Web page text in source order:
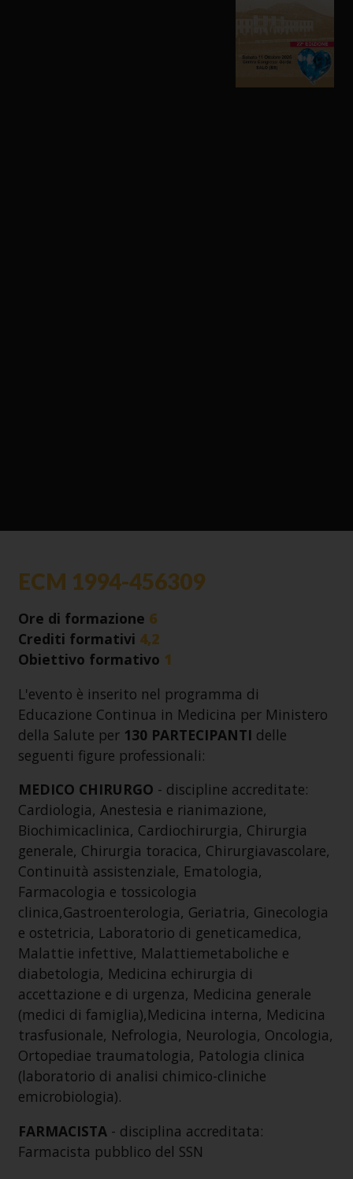
ECM 1994-456309
Ore di formazione 6
Crediti formativi 4,2
Obiettivo formativo 1
L'evento è inserito nel programma di
Educazione Continua in Medicina per Ministero
della Salute per 130 PARTECIPANTI delle
seguenti figure professionali:
MEDICO CHIRURGO - discipline accreditate:
Cardiologia, Anestesia e rianimazione,
Biochimicaclinica, Cardiochirurgia, Chirurgia
generale, Chirurgia toracica, Chirurgiavascolare,
Continuità assistenziale, Ematologia,
Farmacologia e tossicologia
clinica,Gastroenterologia, Geriatria, Ginecologia
e ostetricia, Laboratorio di geneticamedica,
Malattie infettive, Malattiemetaboliche e
diabetologia, Medicina echirurgia di
accettazione e di urgenza, Medicina generale
(medici di famiglia),Medicina interna, Medicina
trasfusionale, Nefrologia, Neurologia, Oncologia,
Ortopediae traumatologia, Patologia clinica
(laboratorio di analisi chimico-cliniche
emicrobiologia).
FARMACISTA - disciplina accreditata:
Farmacista pubblico del SSN